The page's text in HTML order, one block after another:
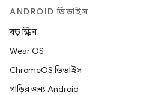
ANDROID ডিভাইস
বড় স্ক্রিন
Wear OS
ChromeOS ডিভাইস
গাড়ির জন্য Android